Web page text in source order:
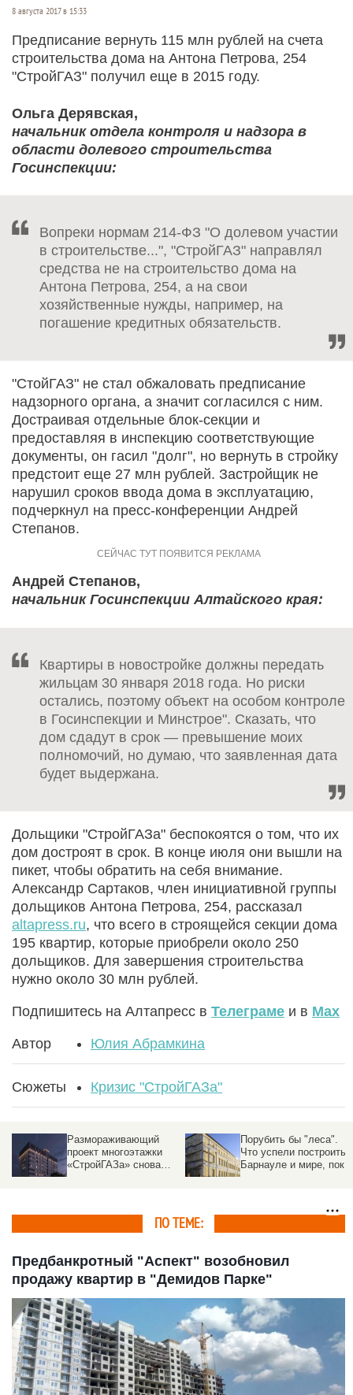
8 августа 2017 в 15:33
Предписание вернуть 115 млн рублей на счета
строительства дома на Антона Петрова, 254
"СтройГАЗ" получил еще в 2015 году.
Ольга Дерявская,
начальник отдела контроля и надзора в
области долевого строительства
Госинспекции:
Вопреки нормам 214-ФЗ "О долевом участии
в строительстве...", "СтройГАЗ" направлял
средства не на строительство дома на
Антона Петрова, 254, а на свои
хозяйственные нужды, например, на
погашение кредитных обязательств.
"СтойГАЗ" не стал обжаловать предписание
надзорного органа, а значит согласился с ним.
Достраивая отдельные блок-секции и
предоставляя в инспекцию соответствующие
документы, он гасил "долг", но вернуть в стройку
предстоит еще 27 млн рублей. Застройщик не
нарушил сроков ввода дома в эксплуатацию,
подчеркнул на пресс-конференции Андрей
Степанов.
Андрей Степанов,
начальник Госинспекции Алтайского края:
Квартиры в новостройке должны передать
жильцам 30 января 2018 года. Но риски
остались, поэтому объект на особом контроле
в Госинспекции и Минстрое". Сказать, что
дом сдадут в срок — превышение моих
полномочий, но думаю, что заявленная дата
будет выдержана.
Дольщики "СтройГАЗа" беспокоятся о том, что их
дом достроят в срок. В конце июля они вышли на
пикет, чтобы обратить на себя внимание.
Александр Сартаков, член инициативной группы
дольщиков Антона Петрова, 254, рассказал
altapress.ru, что всего в строящейся секции дома
195 квартир, которые приобрели около 250
дольщиков. Для завершения строительства
нужно около 30 млн рублей.
Подпишитесь на Алтапресс в Телеграме и в Max
Автор Юлия Абрамкина
Сюжеты Кризис "СтройГАЗа"
Размораживающий
проект многоэтажки
«СтройГАЗа» снова
Порубить бы "леса".
Что успели построить
Барнауле и мире, пока
ПО ТЕМЕ:
Предбанкротный "Аспект" возобновил
продажу квартир в "Демидов Парке"